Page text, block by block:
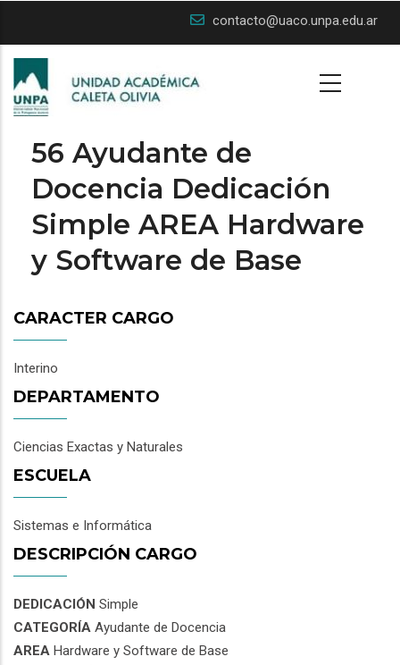
main
content
contacto@uaco.unpa.edu.ar
56 Ayudante de
Docencia Dedicación
Simple AREA Hardware
y Software de Base
CARACTER CARGO
Interino
DEPARTAMENTO
Ciencias Exactas y Naturales
ESCUELA
Sistemas e Informática
DESCRIPCIÓN CARGO
DEDICACIÓN Simple
CATEGORÍA Ayudante de Docencia
AREA Hardware y Software de Base